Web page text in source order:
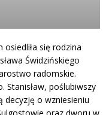
osiedliła się rodzina
Świdzińskiego
radomskie.
Stanisław, poślubiwszy
decyzję o wzniesieniu